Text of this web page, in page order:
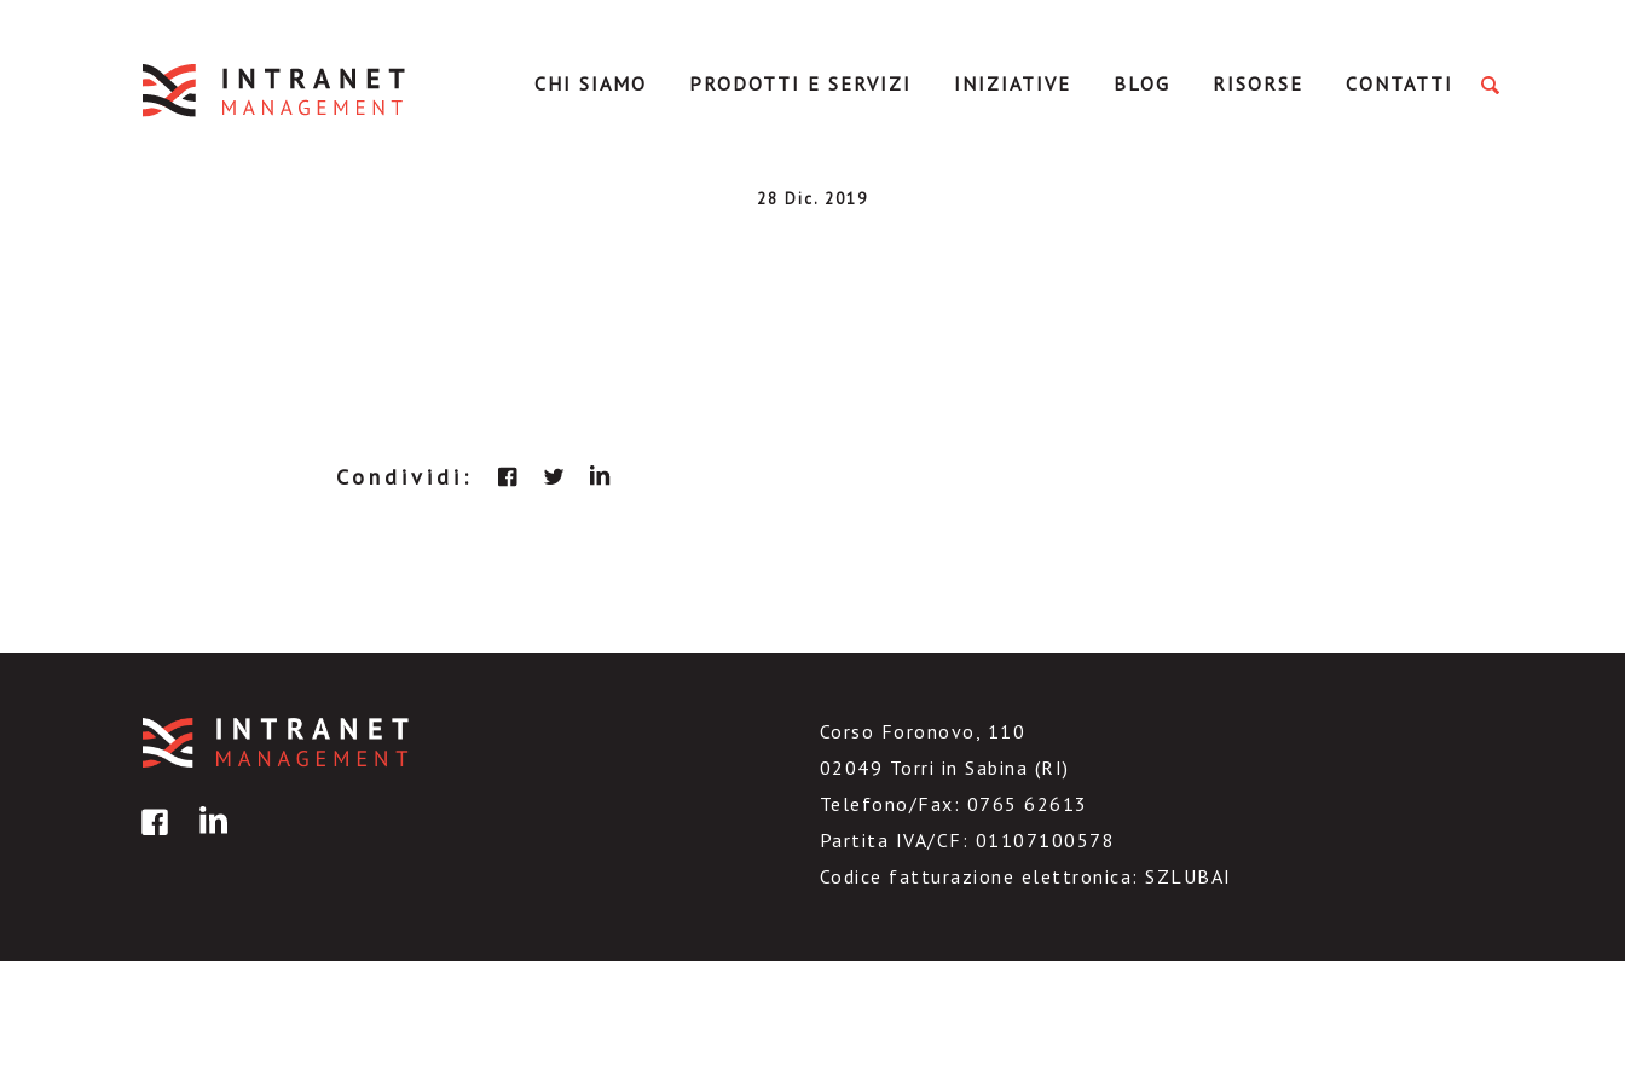
CHI SIAMO PRODOTTI E SERVIZI INIZIATIVE BLOG RISORSE CONTATTI
28 Dic. 2019
Condividi:
Corso Foronovo, 110
02049 Torri in Sabina (RI)
Telefono/Fax: 0765 62613
Partita IVA/CF: 01107100578
Codice fatturazione elettronica: SZLUBAI